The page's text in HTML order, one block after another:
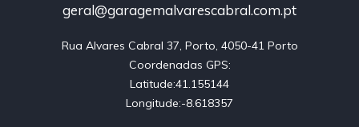
geral@garagemalvarescabral.com.pt
Rua Alvares Cabral 37, Porto, 4050-41 Porto
Coordenadas GPS:
Latitude:41.155144
Longitude:-8.618357